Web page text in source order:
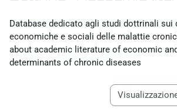
Database dedicato agli studi dottrinali sui
economiche e sociali delle malattie
about academic literature of economic
determinants of chronic diseases
Navigazione